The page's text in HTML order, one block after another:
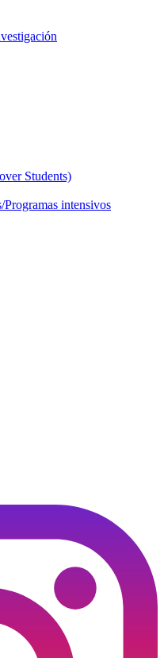
Students)
intensivos